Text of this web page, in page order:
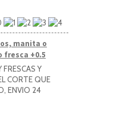
manita o
fresca +0.5
Y
CORTE QUE
ENVIO 24